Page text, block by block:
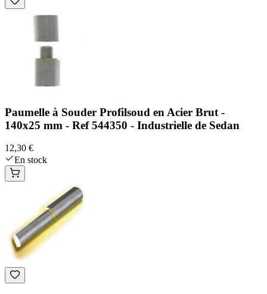
Paumelle à Souder Profilsoud en Acier Brut -
140x25 mm - Ref 544350 - Industrielle de Sedan
12,30 €
En stock